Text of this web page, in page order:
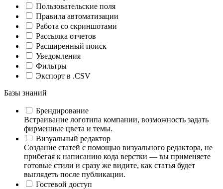
Пользовательские поля
Правила автоматизации
Работа со скриншотами
Рассылка отчетов
Расширенный поиск
Уведомления
Фильтры
Экспорт в .CSV
Базы знаний
Брендирование
Встраивание логотипа компании, возможность задать
фирменные цвета и темы.
Визуальный редактор
Создание статей с помощью визуального редактора, не
прибегая к написанию кода верстки — вы применяете
готовые стили и сразу же видите, как статья будет
выглядеть после публикации.
Гостевой доступ